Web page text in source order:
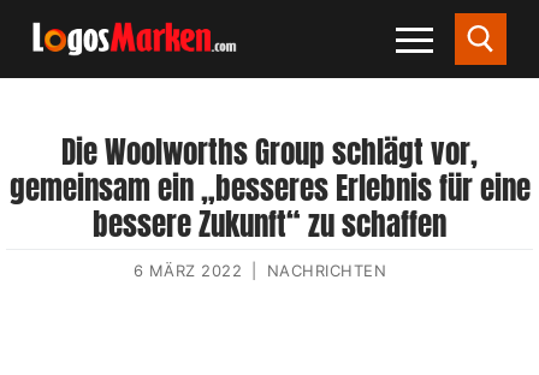
Die Woolworths Group schlägt vor,
gemeinsam ein „besseres Erlebnis für eine
bessere Zukunft“ zu schaffen
6 MÄRZ 2022 NACHRICHTEN